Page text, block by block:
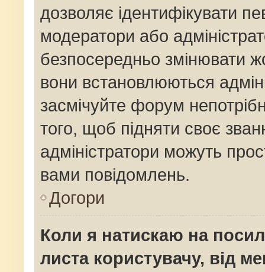
дозволяє ідентифікувати
модератори або
безпосередньо змінювати
вони встановлюються
засмічуйте форум
того, щоб підняти своє
адміністратори можуть
вами повідомлень.
Догори
Коли я натискаю на
листа користувачу, від